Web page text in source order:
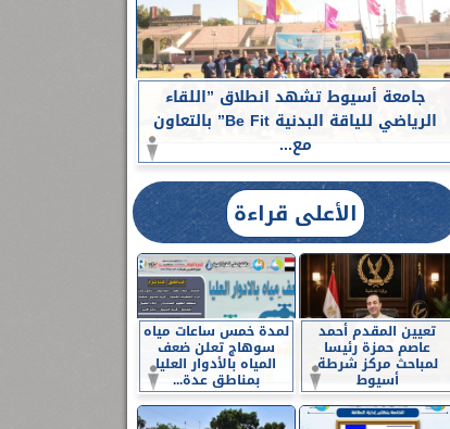
جامعة أسيوط تشهد انطلاق ”اللقاء
الرياضي للياقة البدنية Be Fit” بالتعاون
مع...
الأعلى قراءة
تعيين المقدم أحمد
عاصم حمزة رئيسا
لمباحث مركز شرطة
أسيوط
لمدة خمس ساعات مياه
سوهاج تعلن ضعف
المياه بالأدوار العليا
بمناطق عدة...